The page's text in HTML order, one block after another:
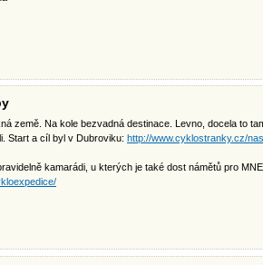
země. Na kole bezvadná destinace. Levno, docela to
Start a cíl byl v Dubroviku: http://www.cyklostranky.cz/
kamarádi, u kterých je také dost námětů pro